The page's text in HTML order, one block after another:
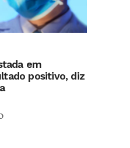
em
positivo, diz